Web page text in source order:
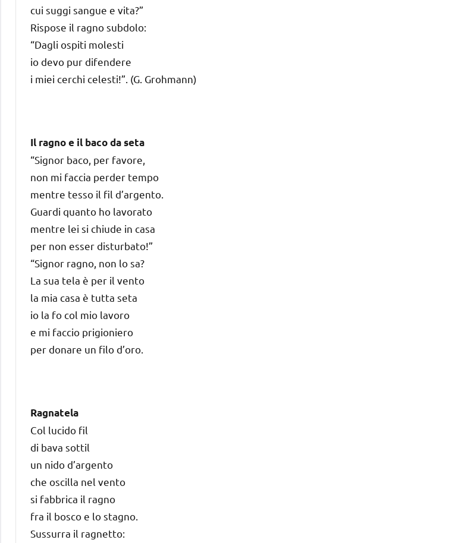
cui suggi sangue e vita?”
Rispose il ragno subdolo:
“Dagli ospiti molesti
io devo pur difendere
i miei cerchi celesti!”. (G. Grohmann)
Il ragno e il baco da seta
“Signor baco, per favore,
non mi faccia perder tempo
mentre tesso il fil d’argento.
Guardi quanto ho lavorato
mentre lei si chiude in casa
per non esser disturbato!”
“Signor ragno, non lo sa?
La sua tela è per il vento
la mia casa è tutta seta
io la fo col mio lavoro
e mi faccio prigioniero
per donare un filo d’oro.
Ragnatela
Col lucido fil
di bava sottil
un nido d’argento
che oscilla nel vento
si fabbrica il ragno
fra il bosco e lo stagno.
Sussurra il ragnetto: